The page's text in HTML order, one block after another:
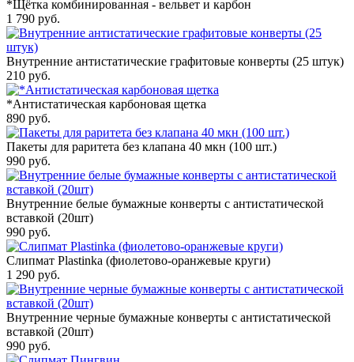
*Щётка комбинированная - вельвет и карбон
1 790 руб.
Внутренние антистатические графитовые конверты (25 штук)
210 руб.
*Антистатическая карбоновая щетка
890 руб.
Пакеты для раритета без клапана 40 мкн (100 шт.)
990 руб.
Внутренние белые бумажные конверты с антистатической
вставкой (20шт)
990 руб.
Слипмат Plastinka (фиолетово-оранжевые круги)
1 290 руб.
Внутренние черные бумажные конверты с антистатической
вставкой (20шт)
990 руб.